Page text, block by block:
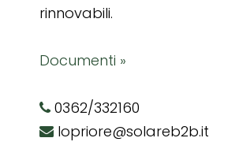
rinnovabili.
Documenti »
0362/332160
lopriore@solareb2b.it